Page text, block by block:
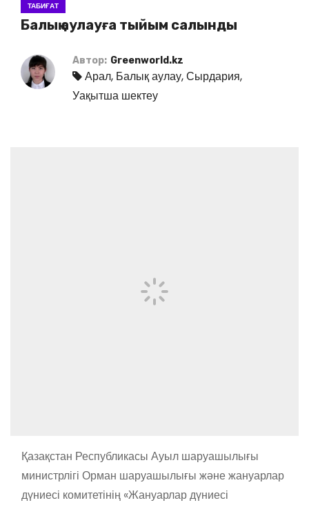
ТАБИҒАТ
Балық аулауға тыйым салынды
Автор: Greenworld.kz
Арал, Балық аулау,Сырдария,
Уақытша шектеу
Қазақстан Республикасы Ауыл шаруашылығы
министрлігі Орман шаруашылығы және жануарлар
дүниесі комитетінің «Жануарлар дүниесі